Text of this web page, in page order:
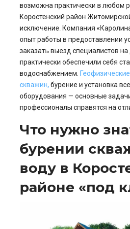
возможна практически в любом
Коростенский район
исключение. Компания
опыт работы в предоставлении
заказать выезд специалистов
практически обеспечили себя
водоснабжением.
скважин, бурение и установка
оборудования — основные
профессионалы справятся на
Что нужно
бурении
воду в
районе «под